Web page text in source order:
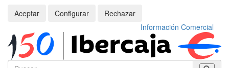
Aceptar
Configurar
Rechazar
Información Comercial